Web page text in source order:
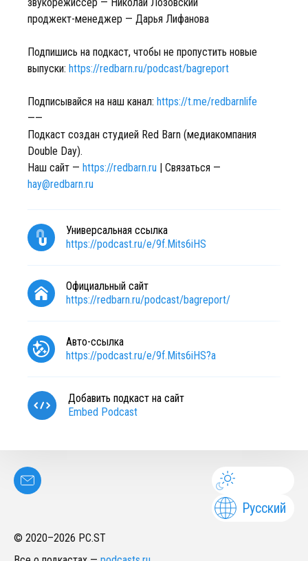
проджект-менеджер — Дарья Лифанова
Подпишись на подкаст, чтобы не пропустить новые
выпуски: https://redbarn.ru/podcast/bagreport
Подписывайся на наш канал: https://t.me/redbarnlife
——
Подкаст создан студией Red Barn (медиакомпания
Double Day).
Наш сайт — https://redbarn.ru | Связаться —
hay@redbarn.ru
Универсальная ссылка
https://podcast.ru/e/9f.Mits6iHS
Официальный сайт
https://redbarn.ru/podcast/bagreport/
Авто-ссылка
https://podcast.ru/e/9f.Mits6iHS?a
Добавить подкаст на сайт
Embed Podcast
Русский
© 2020–2026 PC.ST